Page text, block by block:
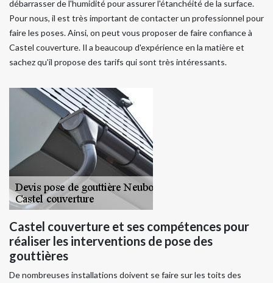
débarrasser de l'humidité pour assurer l'étanchéité de la surface.
Pour nous, il est très important de contacter un professionnel pour
faire les poses. Ainsi, on peut vous proposer de faire confiance à
Castel couverture. Il a beaucoup d'expérience en la matière et
sachez qu'il propose des tarifs qui sont très intéressants.
Castel couverture et ses compétences pour
réaliser les interventions de pose des
gouttières
De nombreuses installations doivent se faire sur les toits des